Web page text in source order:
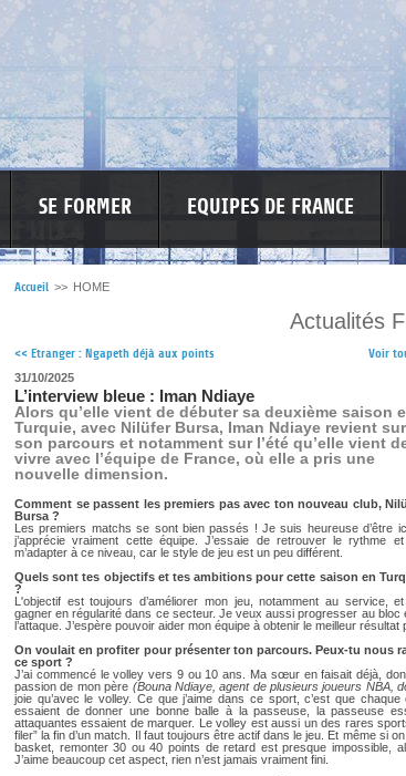
SE FORMER EQUIPES DE FRANCE
LES VIOLENCES
Accueil >> HOME
Actualités
<< Etranger : Ngapeth déjà aux points Voir
31/10/2025
L’interview bleue : Iman Ndiaye
Alors qu’elle vient de débuter sa deuxième saison
Turquie, avec Nilüfer Bursa, Iman Ndiaye revient sur
son parcours et notamment sur l’été qu’elle vient
vivre avec l’équipe de France, où elle a pris une
nouvelle dimension.
Comment se passent les premiers pas avec ton nouveau club,
Bursa ?
Les premiers matchs se sont bien passés ! Je suis heureuse d’être
j’apprécie vraiment cette équipe. J’essaie de retrouver le rythme
m’adapter à ce niveau, car le style de jeu est un peu différent.
Quels sont tes objectifs et tes ambitions pour cette saison en
?
L'objectif est toujours d’améliorer mon jeu, notamment au service,
gagner en régularité dans ce secteur. Je veux aussi progresser au bloc
l’attaque. J’espère pouvoir aider mon équipe à obtenir le meilleur résultat
On voulait en profiter pour présenter ton parcours. Peux-tu nous
ce sport ?
J’ai commencé le volley vers 9 ou 10 ans. Ma sœur en faisait déjà,
passion de mon père (Bouna Ndiaye, agent de plusieurs joueurs NBA,
joie qu’avec le volley. Ce que j’aime dans ce sport, c’est que
essaient de donner une bonne balle à la passeuse, la passeuse
attaquantes essaient de marquer. Le volley est aussi un des rares
filer” la fin d’un match. Il faut toujours être actif dans le jeu. Et même si
basket, remonter 30 ou 40 points de retard est presque impossible,
J’aime beaucoup cet aspect, rien n’est jamais vraiment fini.